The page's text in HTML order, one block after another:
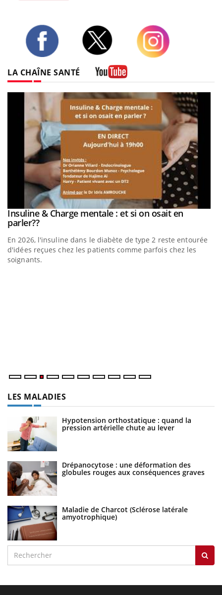
LA CHAÎNE SANTÉ
Youtube
Insuline & Charge mentale : et si on osait en
parler??Youtube
En 2026, l'insuline dans le diabète de type 2 reste entourée
d'idées reçues chez les patients comme parfois chez les
soignants.
LES MALADIES
Hypotension orthostatique : quand la
pression artérielle chute au lever
Drépanocytose : une déformation des
globules rouges aux conséquences graves
Maladie de Charcot (Sclérose latérale
amyotrophique)